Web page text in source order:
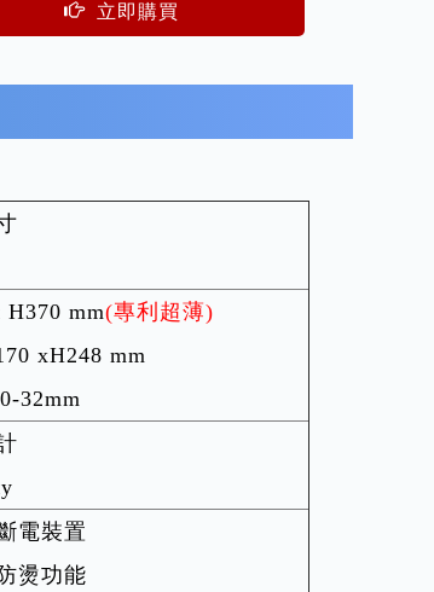
立即購買
mm(專利超薄)
xH248 mm
32mm
電裝置
燙功能